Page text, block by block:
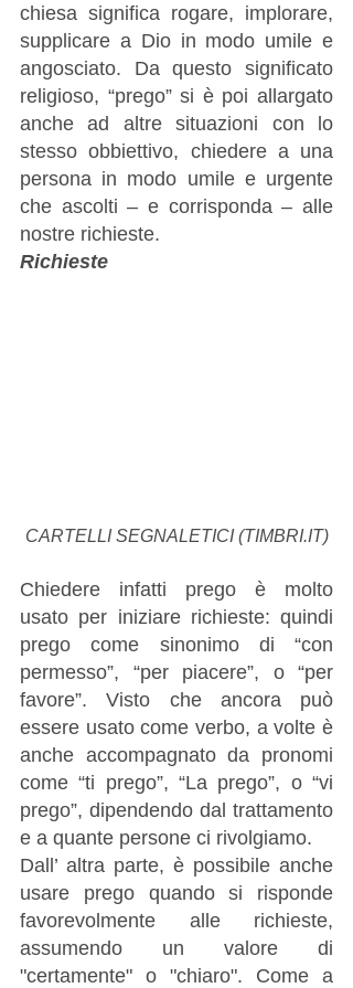
chiesa significa rogare, implorare,
supplicare a Dio in modo umile e
angosciato. Da questo significato
religioso, “prego” si è poi allargato
anche ad altre situazioni con lo
stesso obbiettivo, chiedere a una
persona in modo umile e urgente
che ascolti – e corrisponda – alle
nostre richieste.
Richieste
CARTELLI SEGNALETICI (TIMBRI.IT)
Chiedere infatti prego è molto
usato per iniziare richieste: quindi
prego come sinonimo di “con
permesso”, “per piacere”, o “per
favore”. Visto che ancora può
essere usato come verbo, a volte è
anche accompagnato da pronomi
come “ti prego”, “La prego”, o “vi
prego”, dipendendo dal trattamento
e a quante persone ci rivolgiamo.
Dall’ altra parte, è possibile anche
usare prego quando si risponde
favorevolmente alle richieste,
assumendo un valore di
"certamente" o "chiaro". Come a